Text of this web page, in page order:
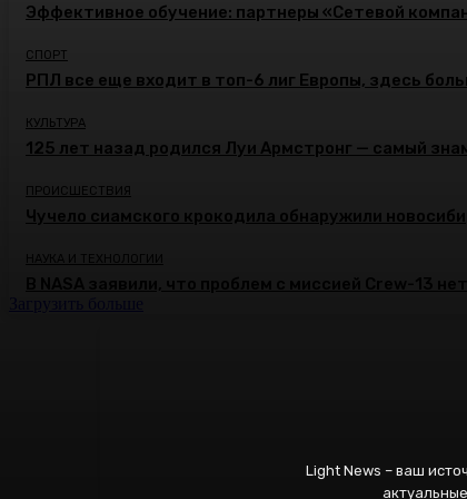
Эффективное обучение: партнеры «Сетевой
СПОРТ
РПЛ все еще входит в топ-6 лиг Европы, здесь
КУЛЬТУРА
125 лет назад родился Луи Армстронг — самый
ПРОИСШЕСТВИЯ
Чучело сиамского крокодила обнаружили
НАУКА И ТЕХНОЛОГИИ
Light News – ваш